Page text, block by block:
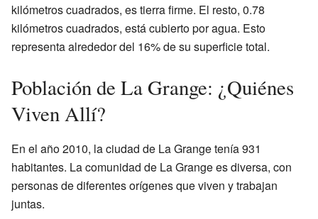
kilómetros cuadrados, es tierra firme. El resto, 0.78
kilómetros cuadrados, está cubierto por agua. Esto
representa alrededor del 16% de su superficie total.
Población de La Grange: ¿Quiénes
Viven Allí?
En el año 2010, la ciudad de La Grange tenía 931
habitantes. La comunidad de La Grange es diversa, con
personas de diferentes orígenes que viven y trabajan
juntas.